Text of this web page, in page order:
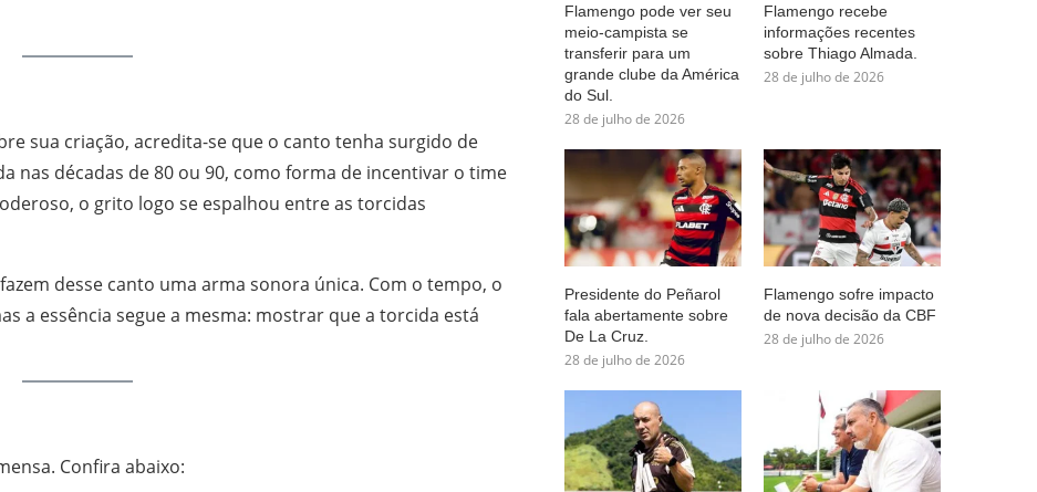
sua criação, acredita-se que o canto tenha surgido de
nas décadas de 80 ou 90, como forma de incentivar o time
o grito logo se espalhou entre as torcidas
desse canto uma arma sonora única. Com o tempo, o
a essência segue a mesma: mostrar que a torcida está
Confira abaixo:
Flamengo pode ver seu
meio-campista se
transferir para um
grande clube da América
do Sul.
28 de julho de 2026
Flamengo recebe
informações recentes
sobre Thiago Almada.
28 de julho de 2026
Presidente do Peñarol
fala abertamente sobre
De La Cruz.
28 de julho de 2026
Flamengo sofre impacto
de nova decisão da CBF
28 de julho de 2026